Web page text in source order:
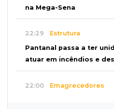
na Mega-Sena
22:29 Estrutura
Pantanal passa a ter
atuar em incêndios e
22:00 Emagrecedores